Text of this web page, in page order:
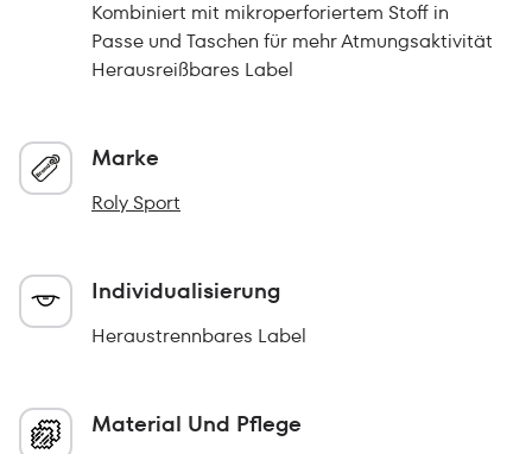
Kombiniert mit mikroperforiertem Stoff in
Passe und Taschen für mehr Atmungsaktivität
Herausreißbares Label
Marke
Roly Sport
Individualisierung
Heraustrennbares Label
Material Und Pflege